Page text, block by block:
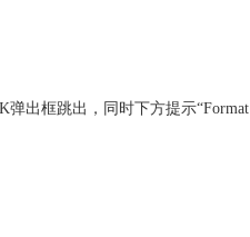
出框跳出，同时下方提示“Format